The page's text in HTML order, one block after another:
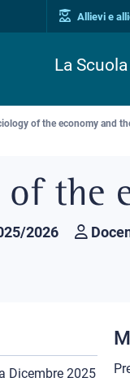
Allievi e
La Scuola
of the economy and
of the
2026
Dicembre 2025